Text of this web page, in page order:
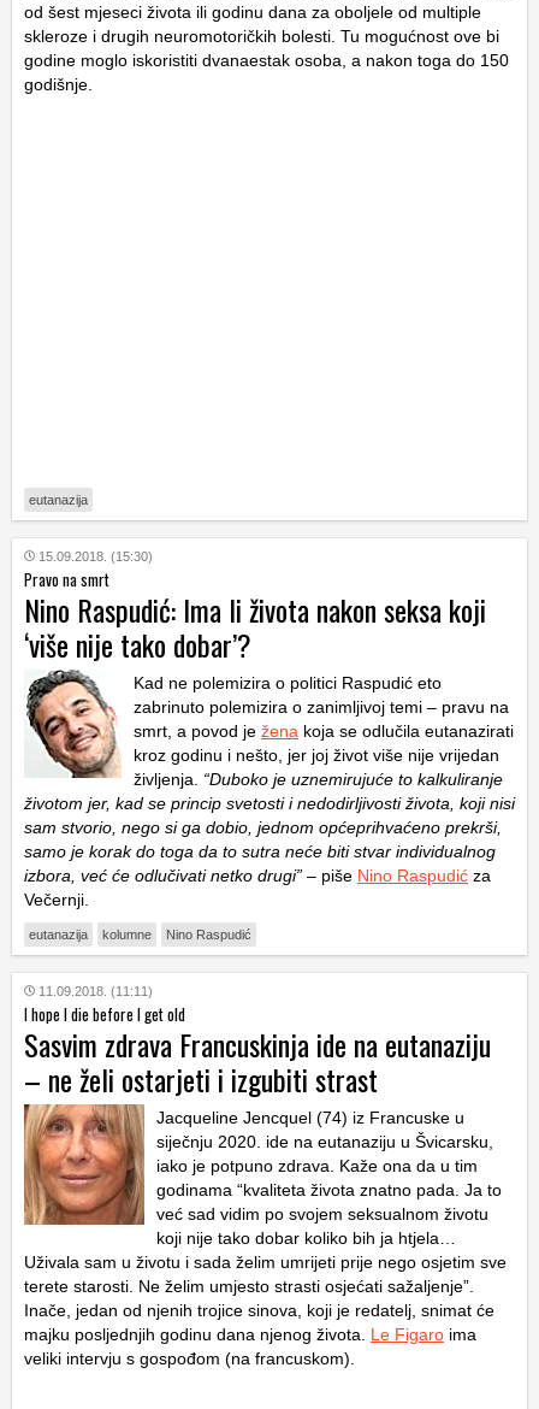
od šest mjeseci života ili godinu dana za oboljele od multiple
skleroze i drugih neuromotoričkih bolesti. Tu mogućnost ove bi
godine moglo iskoristiti dvanaestak osoba, a nakon toga do 150
godišnje.
eutanazija
15.09.2018. (15:30)
Pravo na smrt
Nino Raspudić: Ima li života nakon seksa koji
‘više nije tako dobar’?
Kad ne polemizira o politici Raspudić eto
zabrinuto polemizira o zanimljivoj temi – pravu na
smrt, a povod je žena koja se odlučila eutanazirati
kroz godinu i nešto, jer joj život više nije vrijedan
življenja. “Duboko je uznemirujuće to kalkuliranje
životom jer, kad se princip svetosti i nedodirljivosti života, koji nisi
sam stvorio, nego si ga dobio, jednom općeprihvaćeno prekrši,
samo je korak do toga da to sutra neće biti stvar individualnog
izbora, već će odlučivati netko drugi” – piše Nino Raspudić za
Večernji.
eutanazija kolumne Nino Raspudić
11.09.2018. (11:11)
I hope I die before I get old
Sasvim zdrava Francuskinja ide na eutanaziju
– ne želi ostarjeti i izgubiti strast
Jacqueline Jencquel (74) iz Francuske u
siječnju 2020. ide na eutanaziju u Švicarsku,
iako je potpuno zdrava. Kaže ona da u tim
godinama “kvaliteta života znatno pada. Ja to
već sad vidim po svojem seksualnom životu
koji nije tako dobar koliko bih ja htjela…
Uživala sam u životu i sada želim umrijeti prije nego osjetim sve
terete starosti. Ne želim umjesto strasti osjećati sažaljenje”.
Inače, jedan od njenih trojice sinova, koji je redatelj, snimat će
majku posljednjih godinu dana njenog života. Le Figaro ima
veliki intervju s gospođom (na francuskom).